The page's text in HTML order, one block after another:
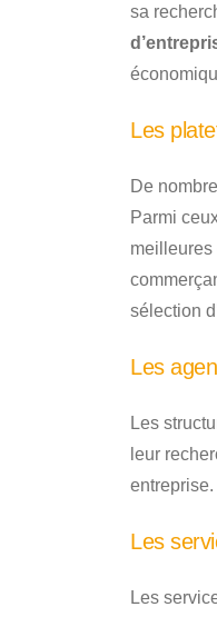
sa
Les
De
Parmi
meilleures
sélection
Les
Les
leur
Les
Les